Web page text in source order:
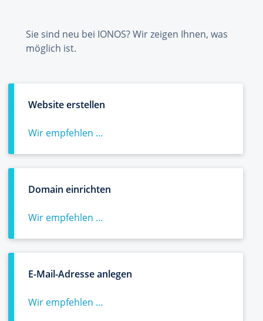
Sie sind neu bei IONOS? Wir zeigen Ihnen, was
möglich ist.
Website erstellen
Wir empfehlen ...
Domain einrichten
Wir empfehlen ...
E-Mail-Adresse anlegen
Wir empfehlen ...